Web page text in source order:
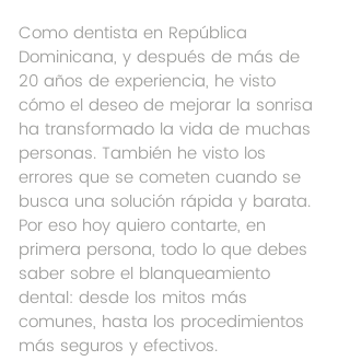
Como dentista en República
Dominicana, y después de más de
20 años de experiencia, he visto
cómo el deseo de mejorar la sonrisa
ha transformado la vida de muchas
personas. También he visto los
errores que se cometen cuando se
busca una solución rápida y barata.
Por eso hoy quiero contarte, en
primera persona, todo lo que debes
saber sobre el blanqueamiento
dental: desde los mitos más
comunes, hasta los procedimientos
más seguros y efectivos.